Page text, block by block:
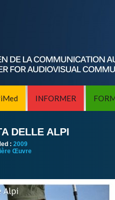
INFORMER
DELLE ALPI
: 2009
Œuvre